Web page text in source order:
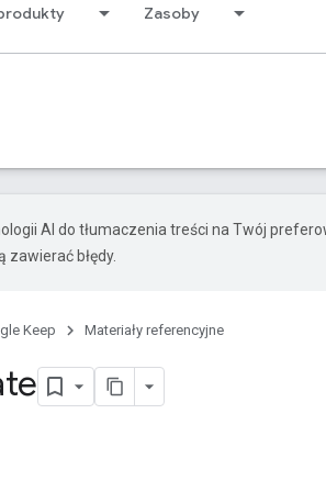
Zasoby
AI do tłumaczenia treści na Twój
zawierać błędy.
Keep Materiały referencyjne